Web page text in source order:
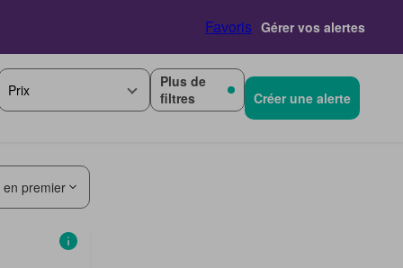
Favoris Gérer vos alertes
Prix
Plus de
filtres
Créer une alerte
premier